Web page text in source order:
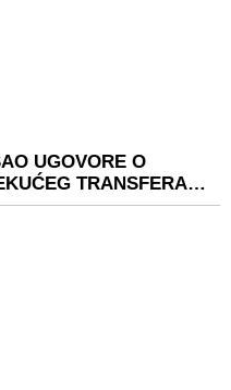
UGOVORE O
TRANSFERA…